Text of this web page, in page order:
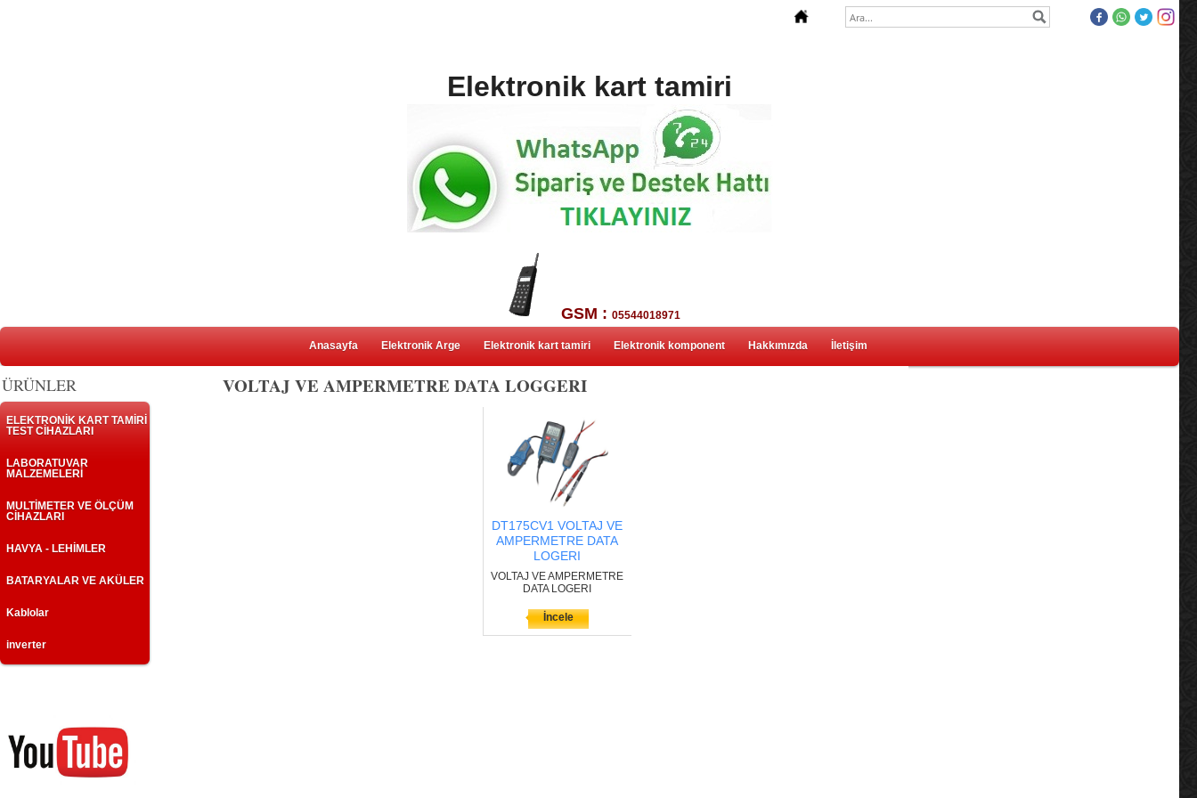
Elektronik kart tamiri
GSM : 05544018971
Anasayfa Elektronik Arge Elektronik kart tamiri Elektronik komponent Hakkımızda İletişim
ÜRÜNLER
ELEKTRONİK KART TAMİRİ
TEST CİHAZLARI
LABORATUVAR
MALZEMELERİ
MULTİMETER VE ÖLÇÜM
CİHAZLARI
HAVYA - LEHİMLER
BATARYALAR VE AKÜLER
Kablolar
inverter
VOLTAJ VE AMPERMETRE DATA LOGGERI
DT175CV1 VOLTAJ VE
AMPERMETRE DATA
LOGERI
VOLTAJ VE AMPERMETRE
DATA LOGERI
İncele